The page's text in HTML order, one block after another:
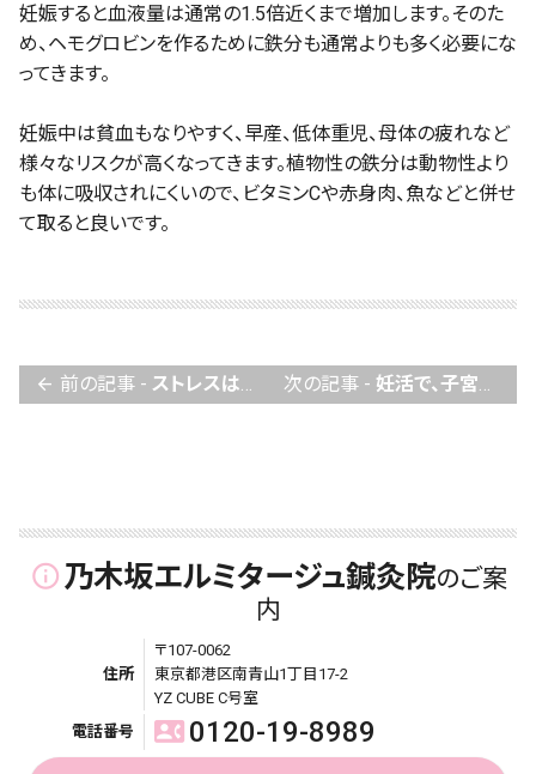
妊娠すると血液量は通常の1.5倍近くまで増加します。そのた
め、ヘモグロビンを作るために鉄分も通常よりも多く必要にな
ってきます。
妊娠中は貧血もなりやすく、早産、低体重児、母体の疲れなど
様々なリスクが高くなってきます。植物性の鉄分は動物性より
も体に吸収されにくいので、ビタミンCや赤身肉、魚などと併せ
て取ると良いです。
arrow_back 前の記事 - ストレスは、不妊という大きな問題を解決するためのキーポイント！ 次の記事 - 妊活で、子宮の血流を良くする運動！
info_outline乃木坂エルミタージュ鍼灸院のご案
内
住所
〒107-0062
東京都港区南青山1丁目17-2
YZ CUBE C号室
電話番号
contact_phone 0120-19-8989